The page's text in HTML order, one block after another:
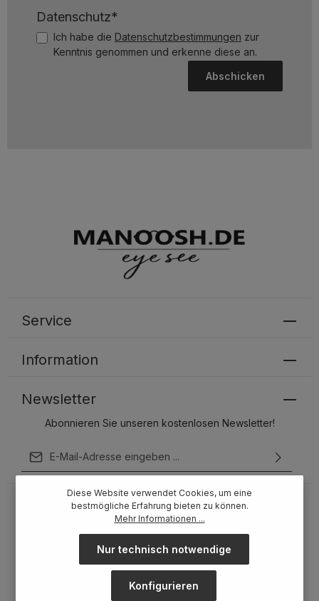
Datenschutz*
Ich habe die Datenschutzbestimmungen zur
Kenntnis genommen und erkenne diese an.
Abschicken
Newsletter
Abonnieren Sie unseren kostenlosen Newsletter!
genommen und dieAGBgelesen und bin mit ihnen
einverstanden.
Um weiterzugehen, geben Sie die oben abgebildeten
Zeichen ein*
Service
Information
Diese Website verwendet Cookies, um eine
bestmögliche Erfahrung bieten zu können.
Mehr Informationen ...
Nur technisch notwendige
Konfigurieren